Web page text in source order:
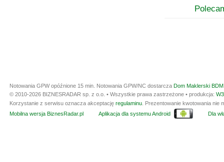
Notowania GPW opóźnione 15 min. Notowania GPW/NC dostarcza Dom Maklerski
© 2010-2026 BIZNESRADAR sp. z o.o. • Wszystkie prawa zastrzeżone • produkcja:
Korzystanie z serwisu oznacza akceptację regulaminu . Prezentowanie kwotowania
Mobilna wersja BiznesRadar.pl
Aplikacja dla systemu Android Dla